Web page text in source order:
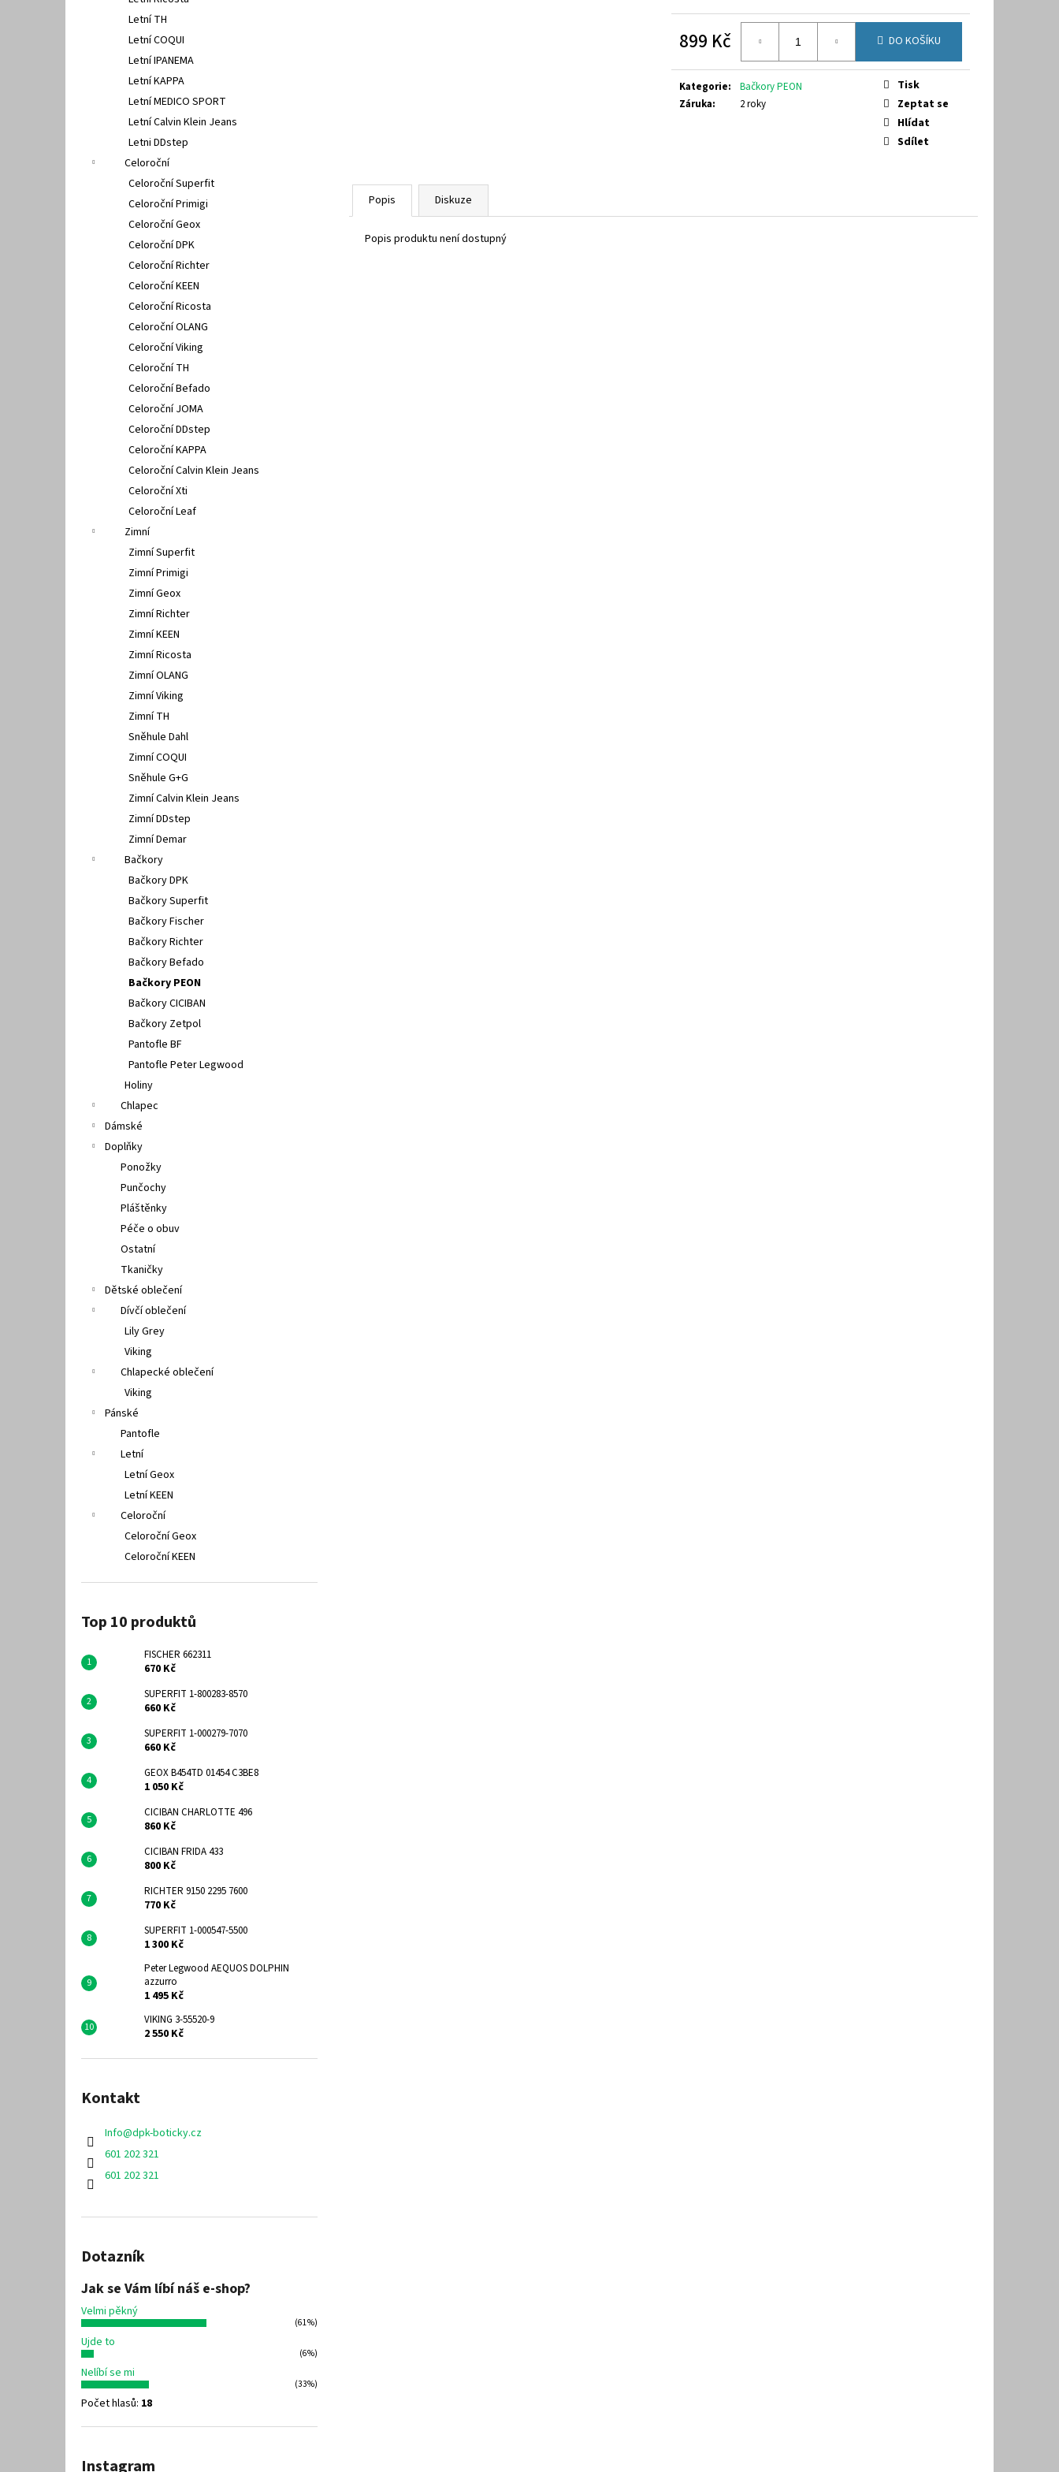
Letní TH
Letní COQUI
Letní IPANEMA
Letní KAPPA
Letní MEDICO SPORT
Letní Calvin Klein Jeans
Letni DDstep
Celoroční
Celoroční Superfit
Celoroční Primigi
Celoroční Geox
Celoroční DPK
Celoroční Richter
Celoroční KEEN
Celoroční Ricosta
Celoroční OLANG
Celoroční Viking
Celoroční TH
Celoroční Befado
Celoroční JOMA
Celoroční DDstep
Celoroční KAPPA
Celoroční Calvin Klein Jeans
Celoroční Xti
Celoroční Leaf
Zimní
Zimní Superfit
Zimní Primigi
Zimní Geox
Zimní Richter
Zimní KEEN
Zimní Ricosta
Zimní OLANG
Zimní Viking
Zimní TH
Sněhule Dahl
Zimní COQUI
Sněhule G+G
Zimní Calvin Klein Jeans
Zimní DDstep
Zimní Demar
Bačkory
Bačkory DPK
Bačkory Superfit
Bačkory Fischer
Bačkory Richter
Bačkory Befado
Bačkory PEON
Bačkory CICIBAN
Bačkory Zetpol
Pantofle BF
Pantofle Peter Legwood
Holiny
Chlapec
Dámské
Doplňky
Ponožky
Punčochy
Pláštěnky
Péče o obuv
Ostatní
Tkaničky
Dětské oblečení
Dívčí oblečení
Lily Grey
Viking
Chlapecké oblečení
Viking
Pánské
Pantofle
Letní
Letní Geox
Letní KEEN
Celoroční
Celoroční Geox
Celoroční KEEN
Top 10 produktů
FISCHER 662311
670 Kč
SUPERFIT 1-800283-8570
660 Kč
SUPERFIT 1-000279-7070
660 Kč
GEOX B454TD 01454 C3BE8
1 050 Kč
CICIBAN CHARLOTTE 496
860 Kč
CICIBAN FRIDA 433
800 Kč
RICHTER 9150 2295 7600
770 Kč
SUPERFIT 1-000547-5500
1 300 Kč
Peter Legwood AEQUOS DOLPHIN
azzurro
1 495 Kč
VIKING 3-55520-9
2 550 Kč
Kontakt
Info@dpk-boticky.cz
601 202 321
601 202 321
Dotazník
Jak se Vám líbí náš e-shop?
Velmi pěkný
(61%)
Ujde to
(6%)
Nelíbí se mi
(33%)
Počet hlasů: 18
Instagram
899 Kč
cena:
DO KOŠÍKU
Kategorie:
Bačkory PEON
Záruka: 2 roky
Tisk
Zeptat se
Hlídat
Sdílet
Popis Diskuze
Popis produktu není dostupný